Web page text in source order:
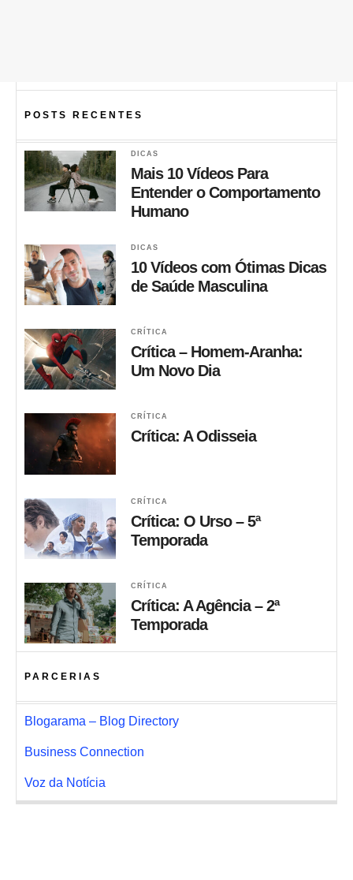
POSTS RECENTES
DICAS
Mais 10 Vídeos Para
Entender o Comportamento
Humano
DICAS
10 Vídeos com Ótimas Dicas
de Saúde Masculina
CRÍTICA
Crítica – Homem-Aranha:
Um Novo Dia
CRÍTICA
Crítica: A Odisseia
CRÍTICA
Crítica: O Urso – 5ª
Temporada
CRÍTICA
Crítica: A Agência – 2ª
Temporada
PARCERIAS
Blogarama – Blog Directory
Business Connection
Voz da Notícia